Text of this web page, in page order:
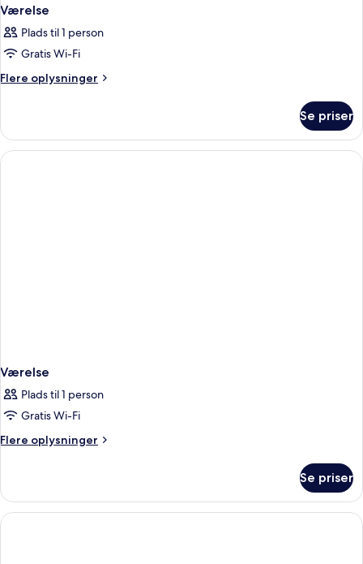
Værelse
Plads til 1 person
Gratis Wi-Fi
Flere oplysninger
Flere
Se priser
Værelse
Plads til 1 person
Gratis Wi-Fi
Flere oplysninger
Flere
Se priser